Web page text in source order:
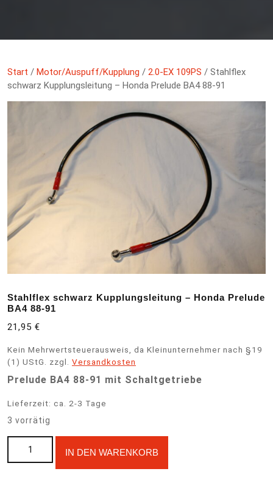
Start / Motor/Auspuff/Kupplung / 2.0-EX 109PS / Stahlflex
schwarz Kupplungsleitung – Honda Prelude BA4 88-91
Stahlflex schwarz Kupplungsleitung – Honda Prelude
BA4 88-91
21,95 €
Kein Mehrwertsteuerausweis, da Kleinunternehmer nach §19
(1) UStG.
zzgl. Versandkosten
Prelude BA4 88-91 mit Schaltgetriebe
Lieferzeit: ca. 2-3 Tage
3 vorrätig
Menge
IN DEN WARENKORB